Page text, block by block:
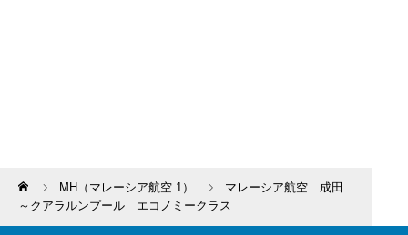
Home MH（マレーシア航空 1）
マレーシア航空 成田
～クアラルンプール エコノミークラス